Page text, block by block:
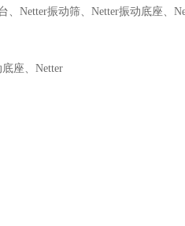
、Netter振动筛、Netter振动底座、
座、Netter